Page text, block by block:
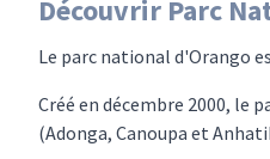
Découvrir Parc
Le parc national d'Orango
Créé en décembre 2000, le
(Adonga, Canoupa et